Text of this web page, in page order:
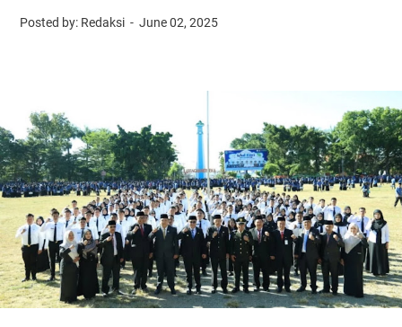
Posted by: Redaksi June 02, 2025